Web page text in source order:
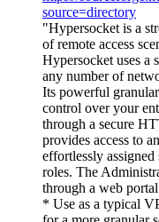
source=directory
"Hypersocket is a
of remote access
Hypersocket uses a
any number of
Its powerful
control over your
through a secure
provides access to
effortlessly
roles. The
through a web
* Use as a typical